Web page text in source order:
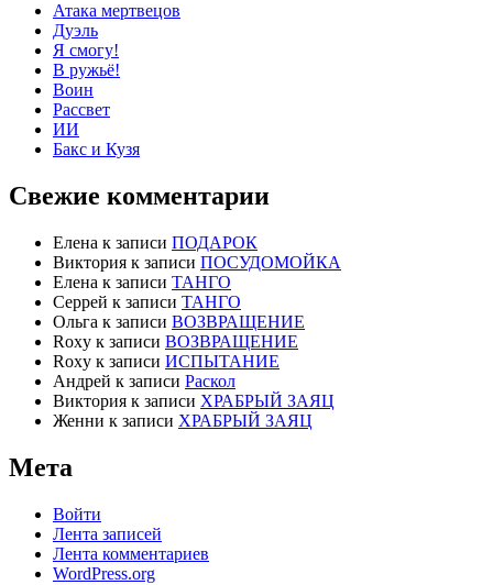
Атака мертвецов
Дуэль
Я смогу!
В ружьё!
Воин
Рассвет
ИИ
Бакс и Кузя
Свежие комментарии
Елена к записи ПОДАРОК
Виктория к записи ПОСУДОМОЙКА
Елена к записи ТАНГО
Серрей к записи ТАНГО
Ольга к записи ВОЗВРАЩЕНИЕ
Roxy к записи ВОЗВРАЩЕНИЕ
Roxy к записи ИСПЫТАНИЕ
Андрей к записи Раскол
Виктория к записи ХРАБРЫЙ ЗАЯЦ
Женни к записи ХРАБРЫЙ ЗАЯЦ
Мета
Войти
Лента записей
Лента комментариев
WordPress.org